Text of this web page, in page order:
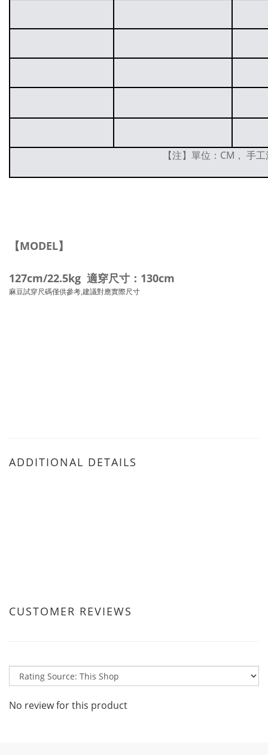
【注】單位：CM， 手
【MODEL】
127cm/22.5kg 適穿尺寸：130cm
麻豆試穿尺碼僅供參考,建議對應實際尺寸
ADDITIONAL DETAILS
CUSTOMER REVIEWS
No review for this product